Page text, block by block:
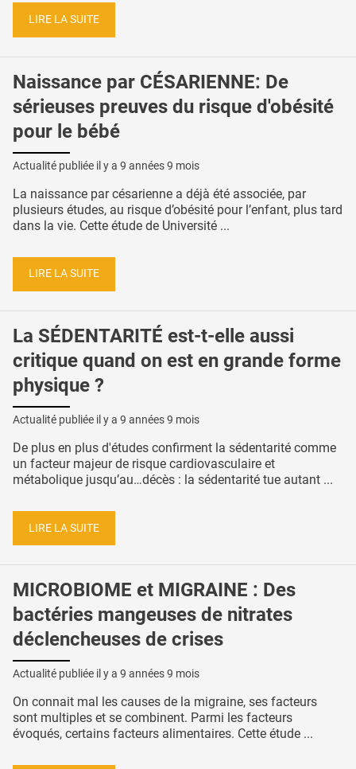
LIRE LA SUITE
Naissance par CÉSARIENNE: De
sérieuses preuves du risque d'obésité
pour le bébé
Actualité publiée il y a 9 années 9 mois
La naissance par césarienne a déjà été associée, par
plusieurs études, au risque d’obésité pour l’enfant, plus tard
dans la vie. Cette étude de Université ...
LIRE LA SUITE
La SÉDENTARITÉ est-t-elle aussi
critique quand on est en grande forme
physique ?
Actualité publiée il y a 9 années 9 mois
De plus en plus d'études confirment la sédentarité comme
un facteur majeur de risque cardiovasculaire et
métabolique jusqu’au…décès : la sédentarité tue autant ...
LIRE LA SUITE
MICROBIOME et MIGRAINE : Des
bactéries mangeuses de nitrates
déclencheuses de crises
Actualité publiée il y a 9 années 9 mois
On connait mal les causes de la migraine, ses facteurs
sont multiples et se combinent. Parmi les facteurs
évoqués, certains facteurs alimentaires. Cette étude ...